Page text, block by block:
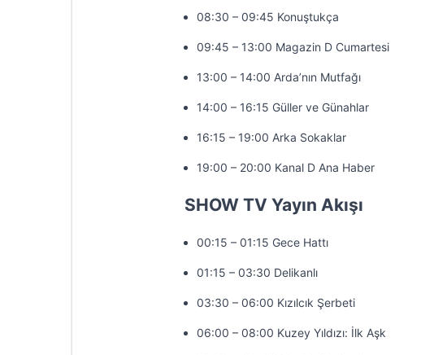
08:30 – 09:45 Konuştukça
09:45 – 13:00 Magazin D Cumartesi
13:00 – 14:00 Arda’nın Mutfağı
14:00 – 16:15 Güller ve Günahlar
16:15 – 19:00 Arka Sokaklar
19:00 – 20:00 Kanal D Ana Haber
SHOW TV Yayın Akışı
00:15 – 01:15 Gece Hattı
01:15 – 03:30 Delikanlı
03:30 – 06:00 Kızılcık Şerbeti
06:00 – 08:00 Kuzey Yıldızı: İlk Aşk